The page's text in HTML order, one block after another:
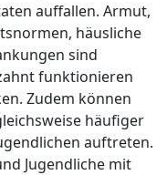
auffallen. Armut,
häusliche
sind
funktionieren
Zudem können
häufiger
auftreten.
Jugendliche mit